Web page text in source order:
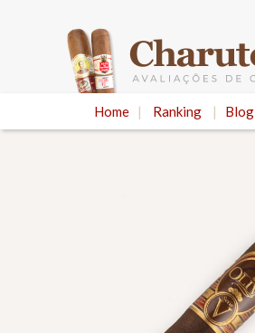
Home | Ranking | Blog